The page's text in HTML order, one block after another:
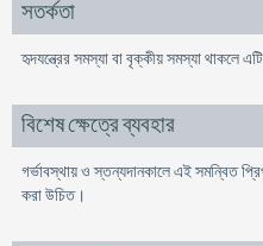
সতর্কতা
হৃদযন্ত্রের সমস্যা বা বৃক্কীয় সমস্যা থাকলে
বিশেষ ক্ষেত্রে ব্যবহার
গর্ভাবস্থায় ও স্তন্যদানকালে এই সমন্বিত
করা উচিত।